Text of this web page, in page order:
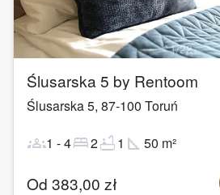
1/22
Ślusarska 5 by Rentoom
Ślusarska 5, 87-100 Toruń
groups1 -4bed2bathtub1 square_foot 50 m²
Od 383,00 zł